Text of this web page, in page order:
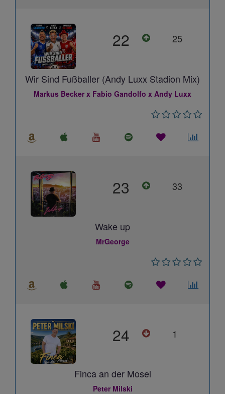
22 25
Wir Sind Fußballer (Andy Luxx Stadion Mix)
Markus Becker x Fabio Gandolfo x Andy Luxx
23 33
Wake up
MrGeorge
24 1
Finca an der Mosel
Peter Milski